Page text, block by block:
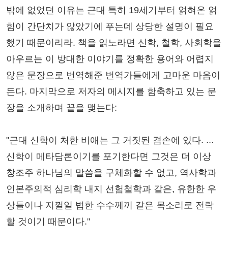
밖에 없었던 이유는 근대 특히 19세기부터 얽혀온 얽
힘이 간단치가 않았기에 푸는데 상당한 설명이 필요
했기 때문이리라. 책을 읽노라면 신학, 철학, 사회학을
아우르는 이 방대한 이야기를 정확한 용어와 어렵지
않은 문장으로 번역해준 번역가들에게 고마운 마음이
든다. 마지막으로 저자의 메시지를 함축하고 있는 문
장을 소개하며 끝을 맺는다:
"근대 신학이 처한 비애는 그 거짓된 겸손에 있다. ...
신학이 메타담론이기를 포기한다면 그것은 더 이상
창조주 하나님의 말씀을 구체화할 수 없고, 역사학과
인본주의적 심리학 내지 선험철학과 같은, 유한한 우
상들이나 지껄일 법한 수수께끼 같은 목소리로 전락
할 것이기 때문이다."